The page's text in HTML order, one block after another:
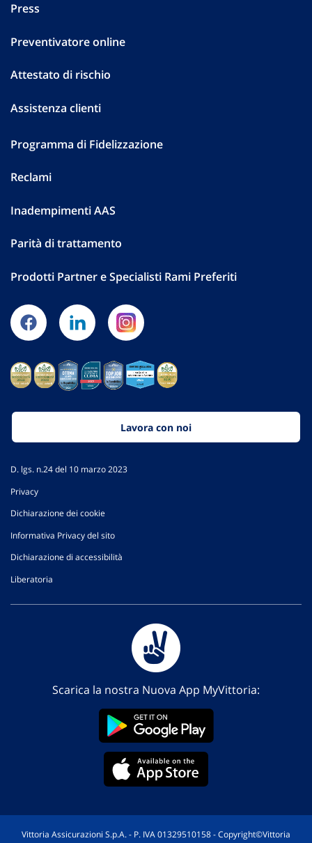
Press
Preventivatore online
Attestato di rischio
Assistenza clienti
Programma di Fidelizzazione
Reclami
Inadempimenti AAS
Parità di trattamento
Prodotti Partner e Specialisti Rami Preferiti
Lavora con noi
D. lgs. n.24 del 10 marzo 2023
Privacy
Dichiarazione dei cookie
Informativa Privacy del sito
Dichiarazione di accessibilità
Liberatoria
Scarica la nostra Nuova App MyVittoria:
Vittoria Assicurazioni S.p.A. - P. IVA 01329510158 - Copyright©Vittoria